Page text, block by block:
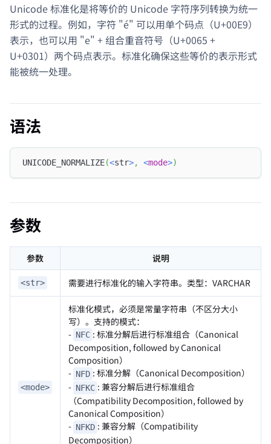
Unicode 标准化是将等价的 Unicode 字符序列转换为统一
形式的过程。例如，字符 "é" 可以用单个码点（U+00E9）
表示，也可以用 "e" + 组合重音符号（U+0065 +
U+0301）两个码点表示。标准化确保这些等价的表示形式
能被统一处理。
语法
UNICODE_NORMALIZE(<str>, <mode>)
参数
参数 说明
<str> 需要进行标准化的输入字符串。类型：VARCHAR
<mode>
标准化模式，必须是常量字符串（不区分大小
写）。支持的模式：
- NFC : 标准分解后进行标准组合（Canonical
Decomposition, followed by Canonical
Composition）
- NFD : 标准分解（Canonical Decomposition）
- NFKC : 兼容分解后进行标准组合
（Compatibility Decomposition, followed by
Canonical Composition）
- NFKD : 兼容分解（Compatibility
Decomposition）